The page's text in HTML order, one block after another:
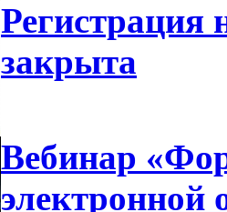
Регистрация
закрыта
Вебинар
электронной